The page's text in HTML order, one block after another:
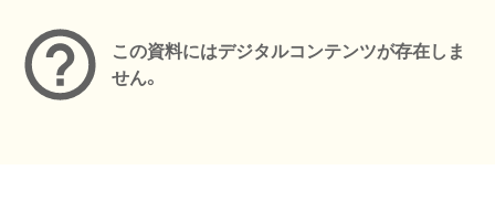
この資料にはデジタルコンテンツが存在しま
せん。